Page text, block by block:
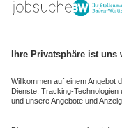
kaufinBW
NussbaumID
Nussbaum Medien